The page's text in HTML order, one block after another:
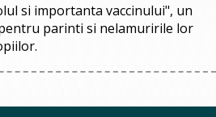
si importanta vaccinului", un
parinti si nelamuririle lor